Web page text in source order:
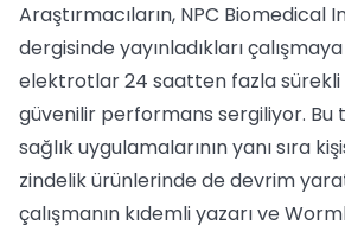
Araştırmacıların, NPC Biomedical
dergisinde yayınladıkları
elektrotlar 24 saatten fazla sürekli
güvenilir performans sergiliyor. Bu
sağlık uygulamalarının yanı sıra
zindelik ürünlerinde de devrim
çalışmanın kıdemli yazarı ve